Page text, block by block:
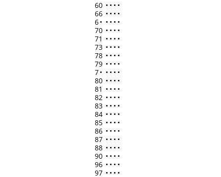
60 • • • •
66 • • • •
6• • • • •
70 • • • •
71 • • • •
73 • • • •
78 • • • •
79 • • • •
7• • • • •
80 • • • •
81 • • • •
82 • • • •
83 • • • •
84 • • • •
85 • • • •
86 • • • •
87 • • • •
88 • • • •
90 • • • •
96 • • • •
97 • • • •